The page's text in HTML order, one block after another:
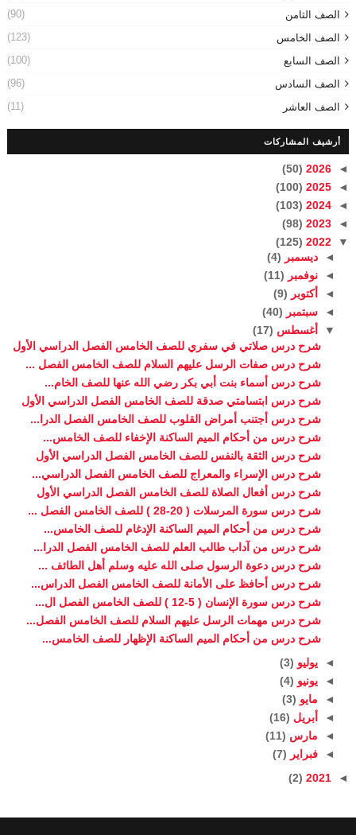
الصف الثامن
(90)
الصف الخامس
(123)
الصف السابع
(100)
الصف السادس
(96)
الصف العاشر
(11)
أرشيف المشاركات
◄
2026
(50)
◄
2025
(100)
◄
2024
(103)
◄
2023
(98)
▼
2022
(125)
◄ ديسمبر (4)
◄ نوفمبر (11)
◄
أكتوبر (9)
◄ سبتمبر (40)
▼
أغسطس (17)
شرح درس صلاتي في سفري للصف الخامس الفصل الدراسي الأول
شرح درس صفات الرسل عليهم السلام للصف الخامس الفصل ...
شرح درس أسماء بنت أبي بكر رضي الله عنها للصف الخام...
شرح درس ابتسامتي صدقة للصف الخامس الفصل الدراسي الأول
شرح درس أجتنب أمراض القلوب للصف الخامس الفصل الدرا...
شرح درس من أحكام الميم الساكنة الإخفاء للصف الخامس...
شرح درس الثقة بالنفس للصف الخامس الفصل الدراسي الأول
شرح درس الإسراء والمعراج للصف الخامس الفصل الدراسي...
شرح درس أفعال الصلاة للصف الخامس الفصل الدراسي الأول
شرح درس سورة المرسلات ( 20-28 ) للصف الخامس الفصل ...
شرح درس من أحكام الميم الساكنة الإدغام للصف الخامس...
شرح درس من آداب طالب العلم للصف الخامس الفصل الدرا...
شرح درس دعوة الرسول صلى الله عليه وسلم أهل الطائف ...
شرح درس أحافظ على الأمانة للصف الخامس الفصل الدراس...
شرح درس سورة الإنسان ( 5-12 ) للصف الخامس الفصل ال...
شرح درس مهمات الرسل عليهم السلام للصف الخامس الفصل...
شرح درس من أحكام الميم الساكنة الإظهار للصف الخامس...
◄ يوليو (3)
◄ يونيو (4)
◄ مايو (3)
◄
أبريل (16)
◄ مارس (11)
◄ فبراير (7)
◄
2021
(2)